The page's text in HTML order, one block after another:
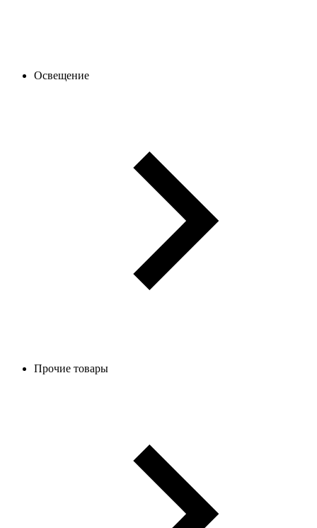
Освещение
Прочие товары